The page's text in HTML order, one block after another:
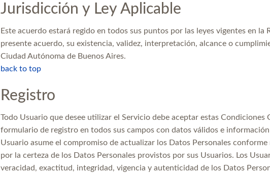
Jurisdicción y Ley Aplicable
Este acuerdo estará regido en todos sus puntos por las leyes vigentes en
presente acuerdo, su existencia, validez, interpretación, alcance o
Ciudad Autónoma de Buenos Aires.
back to top
Registro
Todo Usuario que desee utilizar el Servicio debe aceptar estas
formulario de registro en todos sus campos con datos válidos e
Usuario asume el compromiso de actualizar los Datos Personales
por la certeza de los Datos Personales provistos por sus Usuarios. Los
veracidad, exactitud, integridad, vigencia y autenticidad de los Datos